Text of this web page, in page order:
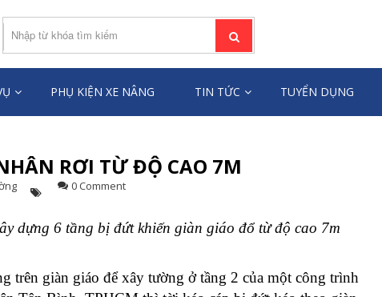
LÂM TÙNG
người toàn quốc
PHỤ KIỆN XE NÂNG TIN TỨC TUYỂN DỤNG
RƠI TỪ ĐỘ CAO 7M
0 Comment
dựng 6 tầng bị đứt khiến giàn giáo đổ từ độ cao 7m
trên giàn giáo để xây tường ở tầng 2 của một công trình